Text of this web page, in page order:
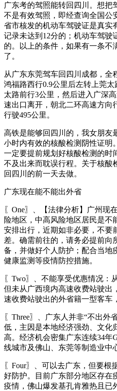
广东考的驾照能转回四川。想把
不是有效驾照，即经查询全国公
省市核发的机动车驾驶证是真实
记录未达到12分的；机动车驾驶
的。以上的条件，如果有一条不
了。
从广东东莞驾车回四川成都，全
鸿福路西行0.9公里后左转上莞
太路前行3公里，然后进入广深
速出口离开，朝北二环高速方向
行驶495公里。
高铁是能够回四川的，我女朋友
小时内有效的核酸检测阴性证明
一定要提前规划好核酸检测的时
不及出来而耽误行程。关于核酸
回四川的前一天去做。
广东现在能不能出外省
〖One〗、【法律分析】广州现
险地区，中高风险地区居民是不
安排出行，近期如非必要，不要
差。确需前往的，请务必提前向
备，并做好个人防护；配合当地
健康监测等疫情防控措施。
〖Two〗、不能享受优惠情况：
但未从广西境内高速收费站驶出
速收费站驶出的外省籍一型客车
〖Three〗、广东人并非“不出外
低，主因是本地经济强劲、文化
高。经济机会密集广东连续34年
线城市及佛山、东莞等制造业中
〖Four〗、可以去广东，但要根
好防护。目前广东部分地区存在
疫情，佛山爆发基孔肯雅热且已